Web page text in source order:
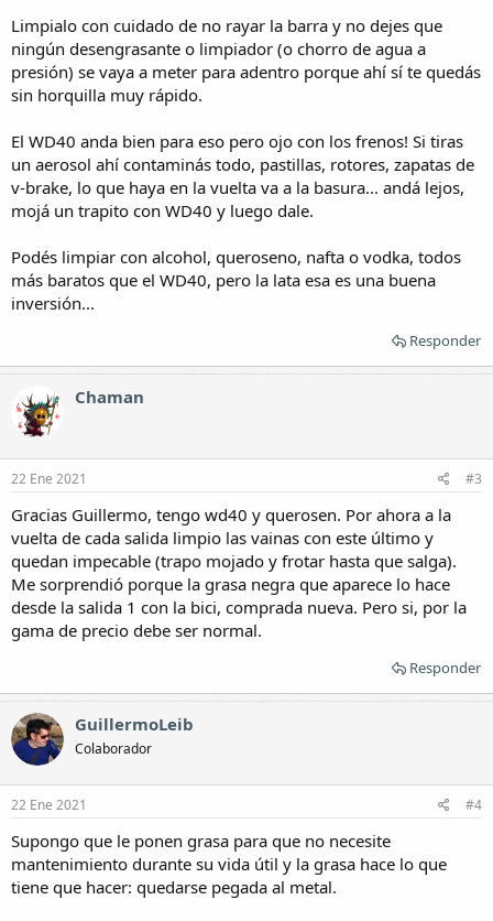
Limpialo con cuidado de no rayar la barra y no dejes que
ningún desengrasante o limpiador (o chorro de agua a
presión) se vaya a meter para adentro porque ahí sí te quedás
sin horquilla muy rápido.
El WD40 anda bien para eso pero ojo con los frenos! Si tiras
un aerosol ahí contaminás todo, pastillas, rotores, zapatas de
v-brake, lo que haya en la vuelta va a la basura... andá lejos,
mojá un trapito con WD40 y luego dale.
Podés limpiar con alcohol, queroseno, nafta o vodka, todos
más baratos que el WD40, pero la lata esa es una buena
inversión...
Responder
Chaman
22 Ene 2021 #3
Gracias Guillermo, tengo wd40 y querosen. Por ahora a la
vuelta de cada salida limpio las vainas con este último y
quedan impecable (trapo mojado y frotar hasta que salga).
Me sorprendió porque la grasa negra que aparece lo hace
desde la salida 1 con la bici, comprada nueva. Pero si, por la
gama de precio debe ser normal.
Responder
GuillermoLeib
Colaborador
22 Ene 2021 #4
Supongo que le ponen grasa para que no necesite
mantenimiento durante su vida útil y la grasa hace lo que
tiene que hacer: quedarse pegada al metal.